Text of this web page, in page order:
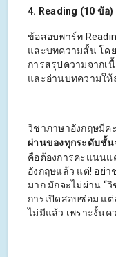
4. Reading (10 ข้อ)
ข้อสอบพาร์ท
และบทความสั้น โด
การสรุปความจากเ
และอ่านบทความให้
วิชาภาษาอังกฤษมีค
ผ่านของทุกระดับชั้น
คือต้องการคะแนนแ
อังกฤษแล้ว แต่! อย่
มาก มักจะไม่ผ่าน “
การเปิดสอบซ่อม แ
ไม่มีแล้ว เพราะงั้นค